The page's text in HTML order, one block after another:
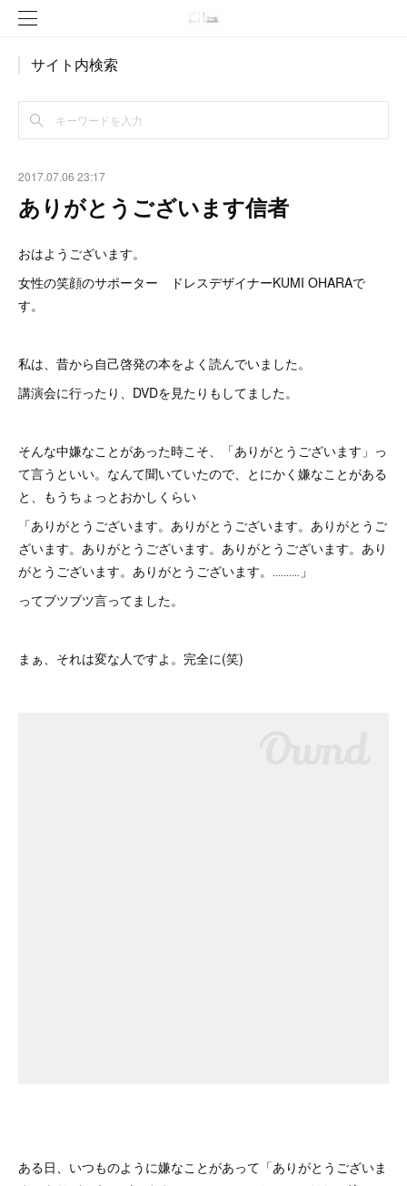
サイト内検索
2017.07.06 23:17
ありがとうございます信者
おはようございます。
女性の笑顔のサポーター ドレスデザイナーKUMI OHARAで
す。
私は、昔から自己啓発の本をよく読んでいました。
講演会に行ったり、DVDを見たりもしてました。
そんな中嫌なことがあった時こそ、「ありがとうございます」っ
て言うといい。なんて聞いていたので、とにかく嫌なことがある
と、もうちょっとおかしくらい
「ありがとうございます。ありがとうございます。ありがとうご
ざいます。ありがとうございます。ありがとうございます。あり
がとうございます。ありがとうございます。‥‥‥‥‥」
ってブツブツ言ってました。
まぁ、それは変な人ですよ。完全に(笑)
ある日、いつものように嫌なことがあって「ありがとうございま